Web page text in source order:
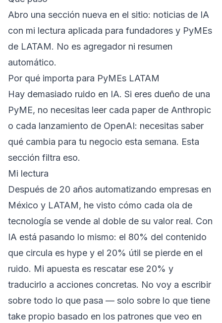
Abro una sección nueva en el sitio: noticias de IA
con mi lectura aplicada para fundadores y PyMEs
de LATAM. No es agregador ni resumen
automático.
Por qué importa para PyMEs LATAM
Hay demasiado ruido en IA. Si eres dueño de una
PyME, no necesitas leer cada paper de Anthropic
o cada lanzamiento de OpenAI: necesitas saber
qué cambia para tu negocio esta semana. Esta
sección filtra eso.
Mi lectura
Después de 20 años automatizando empresas en
México y LATAM, he visto cómo cada ola de
tecnología se vende al doble de su valor real. Con
IA está pasando lo mismo: el 80% del contenido
que circula es hype y el 20% útil se pierde en el
ruido. Mi apuesta es rescatar ese 20% y
traducirlo a acciones concretas. No voy a escribir
sobre todo lo que pasa — solo sobre lo que tiene
take propio basado en los patrones que veo en